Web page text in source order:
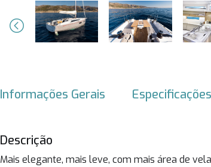
Previous
Informações Gerais Especificações
Descrição
Mais elegante, mais leve, com mais área de